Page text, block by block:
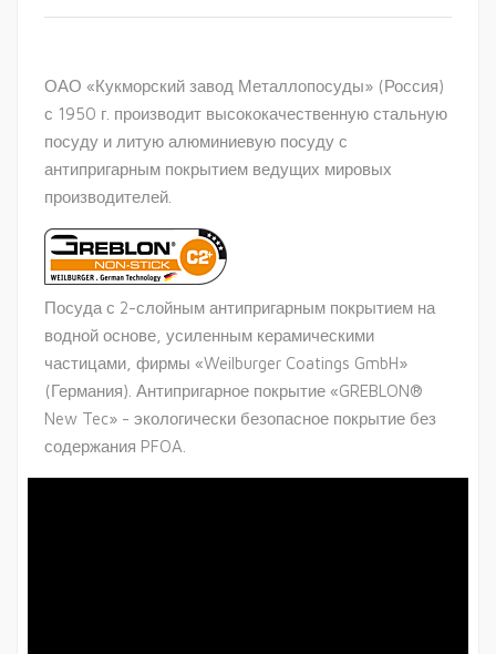
ОАО «Кукморский завод Металлопосуды» (Россия)
с 1950 г. производит высококачественную стальную
посуду и литую алюминиевую посуду с
антипригарным покрытием ведущих мировых
производителей.
Посуда с 2-слойным антипригарным покрытием на
водной основе, усиленным керамическими
частицами, фирмы «Weilburger Coatings GmbH»
(Германия). Антипригарное покрытие «GREBLON®
New Tec» - экологически безопасное покрытие без
содержания PFOA.